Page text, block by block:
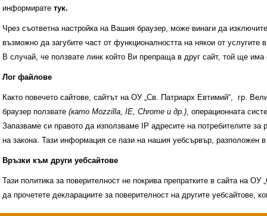
Свободни места за ученици
ИНОВАЦИЯ 2026
Олимпиади 2025/2026
информирате тук.
Чрез съответна настройка на Вашия браузер, може винаги да
възможно да загубите част от функционалността на някои от услугите
В случай, че ползвате линк който Ви препраща в друг сайт, той ще има
Лог файлове
Както повечето сайтове, сайтът на ОУ „Св. Патриарх Евтимий“, гр.
браузер ползвате (като Mozzilla, IE, Chrome и др.), операционната
Запазваме си правото да използваме IP адресите на потребителите
на закона. Тази информация се пази на нашия уебсървър,
Връзки към други уебсайтове
Тази политика за поверителност не покрива препратките в сайта на
да прочетете декларациите за поверителност на другите уебсайтове,